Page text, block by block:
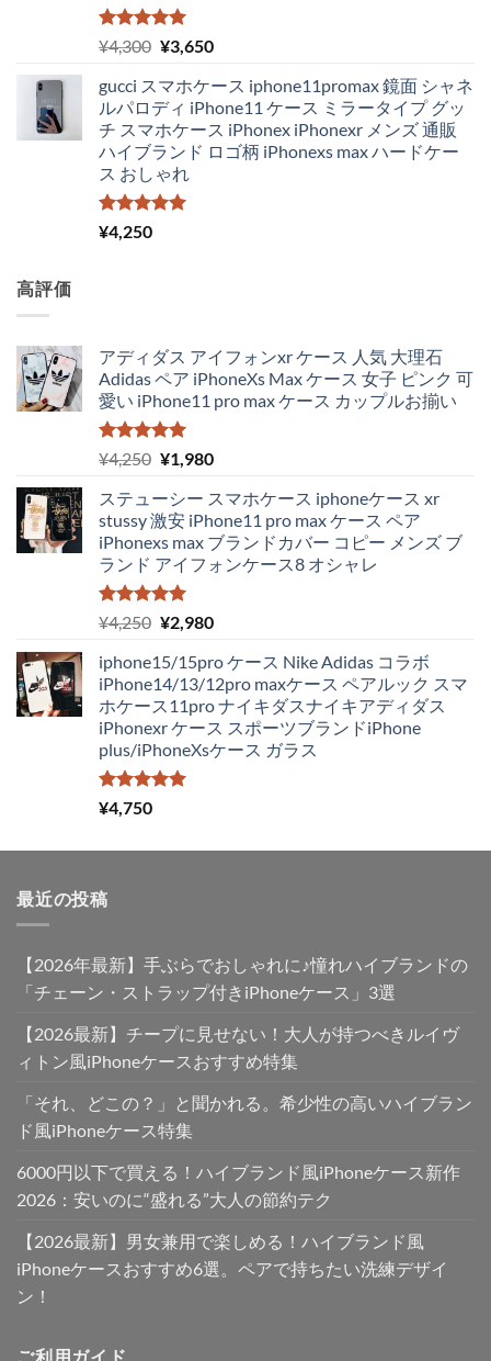
5段階中
5.00
の評価
¥4,300 元
価
格
は
¥4,300
で
し
¥3,650現
の
価
格
は
gucci スマホケース iphone11promax 鏡面 シャネ
ルパロディ iPhone11 ケース ミラータイプ グッ
チ スマホケース iPhonex iPhonexr メンズ 通販
ハイブランド ロゴ柄 iPhonexs max ハードケー
ス おしゃれ
5段階中
5.00
¥4,250
高評価
アディダス アイフォンxr ケース 人気 大理石
Adidas ペア iPhoneXs Max ケース 女子 ピンク 可
愛い iPhone11 pro max ケース カップルお揃い
5段階中
5.00
の評価
¥4,250 元
価
格
は
¥4,250
で
し
¥1,980現
の
価
格
は
で
ステューシー スマホケース iphoneケース xr
stussy 激安 iPhone11 pro max ケース ペア
iPhonexs max ブランドカバー コピー メンズ ブ
ランド アイフォンケース8 オシャレ
5段階中
5.00
の評価
¥4,250 元
価
格
は
¥4,250
で
し
¥2,980現
の
価
格
は
¥2,980
iphone15/15pro ケース Nike Adidas コラボ
iPhone14/13/12pro maxケース ペアルック スマ
ホケース11pro ナイキダスナイキアディダス
iPhonexr ケース スポーツブランドiPhone
plus/iPhoneXsケース ガラス
5段階中
5.00
¥4,750
最近の投稿
【2026年最新】手ぶらでおしゃれに♪憧れハイブランドの
「チェーン・ストラップ付きiPhoneケース」3選
【2026最新】チープに見せない！大人が持つべきルイヴ
ィトン風iPhoneケースおすすめ特集
「それ、どこの？」と聞かれる。希少性の高いハイブラン
ド風iPhoneケース特集
6000円以下で買える！ハイブランド風iPhoneケース新作
2026：安いのに“盛れる”大人の節約テク
【2026最新】男女兼用で楽しめる！ハイブランド風
iPhoneケースおすすめ6選。ペアで持ちたい洗練デザイ
ン！
ご利用ガイド